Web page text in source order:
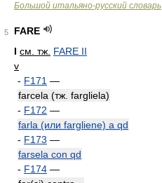
Большой итальяно-русский словарь
5
FARE
I см. тж. FARE II
v
- F171 —
farcela (тж. fargliela)
- F172 —
farla (или fargliene) a qd
- F173 —
farsela con qd
- F174 —